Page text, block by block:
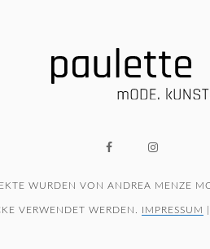
WURDEN VON ANDREA MENZE
VERWENDET WERDEN. IMPRESSUM